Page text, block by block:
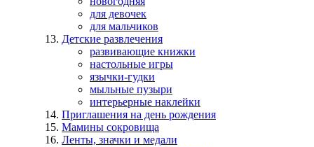
для девочек
для мальчиков
Детские развлечения
развивающие книжки
настольные игры
язычки-гудки
мыльные пузыри
интерьерные наклейки
Приглашения на день рождения
Мамины сокровища
Ленты, значки и медали